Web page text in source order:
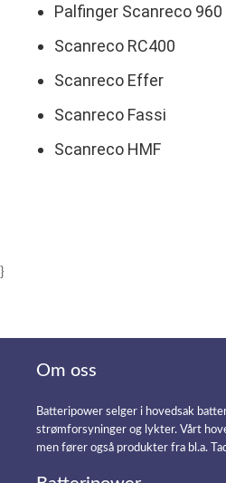
Palfinger Scanreco 960
Scanreco RC400
Scanreco Effer
Scanreco Fassi
Scanreco HMF
}
Om oss
Batteripower selger i hovedsak
strømforsyninger og lykter. Vårt
men fører også produkter fra bl.a.